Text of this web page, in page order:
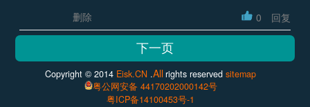
删除
0 回复
Copyright © 2014 Eisk.CN .Allrights reservedsitemap
粤公网安备 44170202000142号
粤ICP备14100453号-1